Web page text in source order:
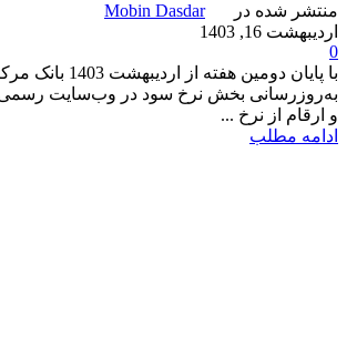
منتشر شده در
Mobin Dasdar
اردیبهشت 16, 1403
0
با پایان دومین هفته
به‌روزرسانی بخش نرخ سود در وب‌سایت رسمی
و ارقام از نرخ ...
ادامه مطلب